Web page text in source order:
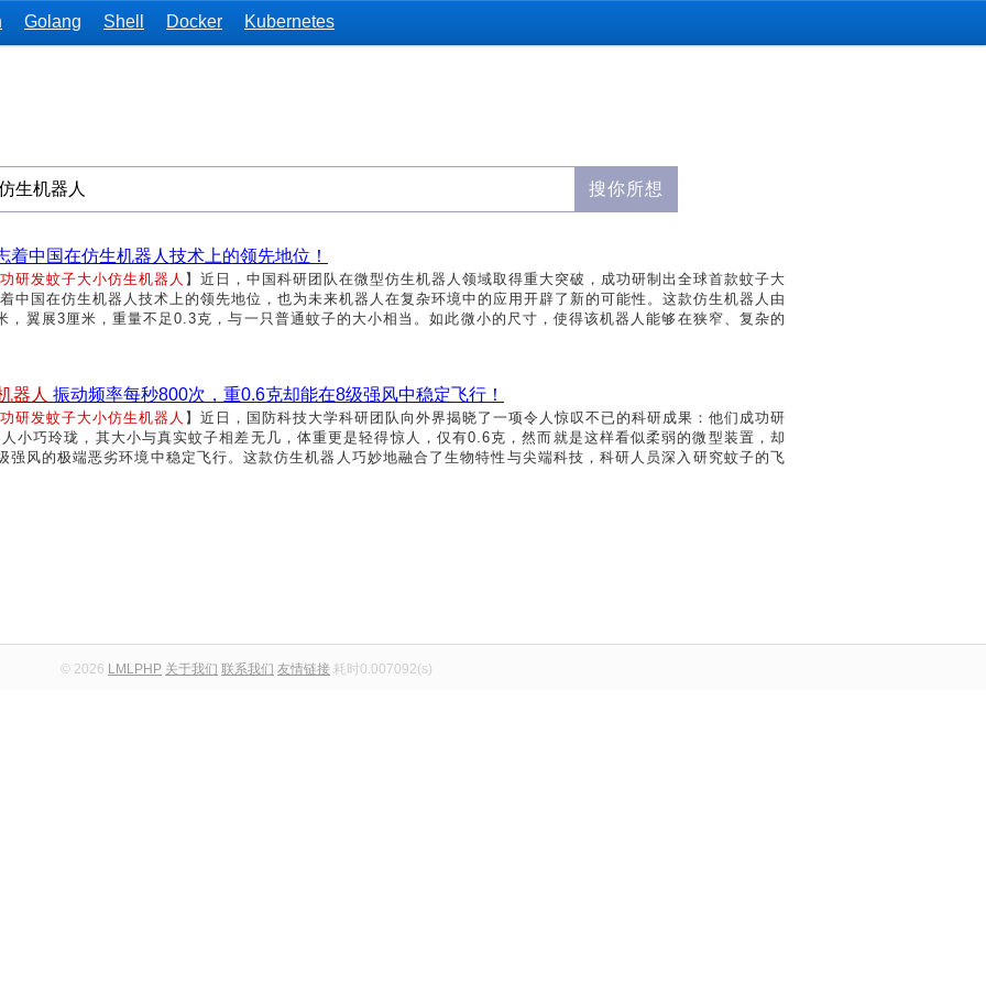
Golang Shell Docker Kubernetes
着中国在仿生机器人技术上的领先地位！
研发蚊子大小仿生机器人 】近日，中国科研团队在微型仿生机器人领域取得重大突破，成功研制出全球首款蚊子大
中国在仿生机器人技术上的领先地位，也为未来机器人在复杂环境中的应用开辟了新的可能性。这款仿生机器人由
，翼展3厘米，重量不足0.3克，与一只普通蚊子的大小相当。如此微小的尺寸，使得该机器人能够在狭窄、复杂的
器人 振动频率每秒800次，重0.6克却能在8级强风中稳定飞行！
研发蚊子大小仿生机器人 】近日，国防科技大学科研团队向外界揭晓了一项令人惊叹不已的科研成果：他们成功研
小巧玲珑，其大小与真实蚊子相差无几，体重更是轻得惊人，仅有0.6克，然而就是这样看似柔弱的微型装置，却
强风的极端恶劣环境中稳定飞行。这款仿生机器人巧妙地融合了生物特性与尖端科技，科研人员深入研究蚊子的飞
© 2026 LMLPHP 关于我们 联系我们 友情链接 耗时0.007092(s)